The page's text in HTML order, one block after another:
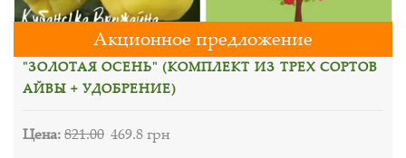
Акционное предложение
"ЗОЛОТАЯ ОСЕНЬ" (КОМПЛЕКТ ИЗ ТРЕХ СОРТОВ
АЙВЫ + УДОБРЕНИЕ)
Цена:821.00 469.8 грн